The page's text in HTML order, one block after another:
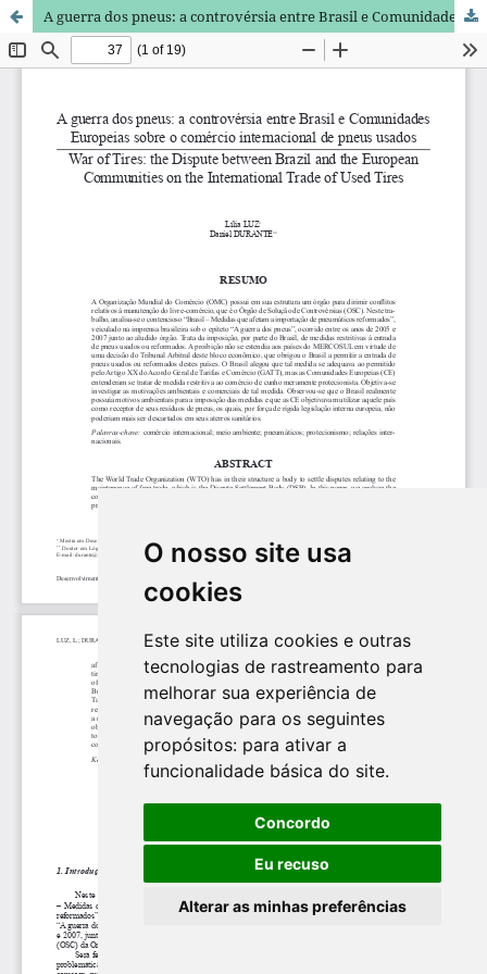
O nosso site usa
cookies
Este site utiliza cookies e outras
tecnologias de rastreamento para
melhorar sua experiência de
navegação para os seguintes
propósitos: para ativar a
funcionalidade básica do site.
Concordo
Eu recuso
Alterar as minhas preferências
A guerra dos pneus: a controvérsia entre Brasil e Comunidades Europeias sobre o comércio internacional de pneus usados